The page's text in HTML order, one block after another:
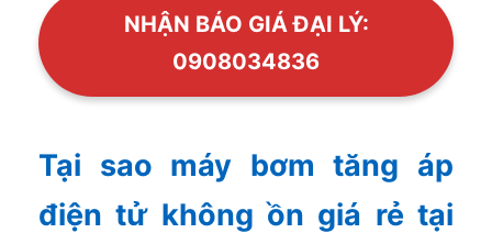
NHẬN BÁO GIÁ ĐẠI LÝ:
0908034836
Tại sao máy bơm tăng áp
điện tử không ồn giá rẻ tại